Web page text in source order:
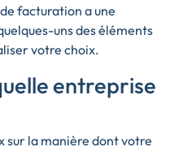
facturation a une
uns des éléments
votre choix.
entreprise
sur la manière dont votre